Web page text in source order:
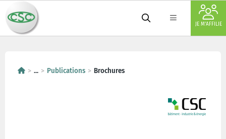
JE M'AFFILIE
... Publications Brochures